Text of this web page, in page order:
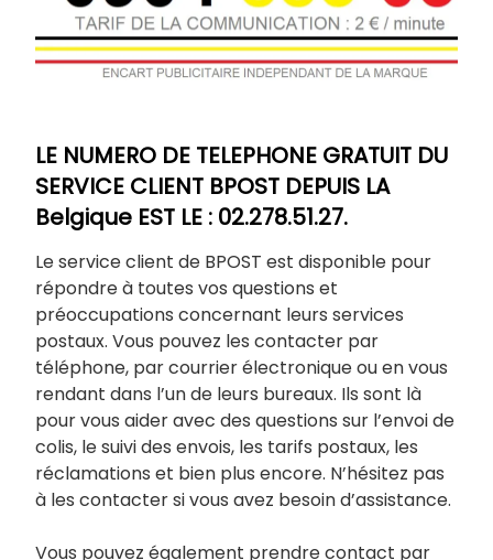
LE NUMERO DE TELEPHONE GRATUIT DU
SERVICE CLIENT BPOST DEPUIS LA
Belgique EST LE : 02.278.51.27.
Le service client de BPOST est disponible pour
répondre à toutes vos questions et
préoccupations concernant leurs services
postaux. Vous pouvez les contacter par
téléphone, par courrier électronique ou en vous
rendant dans l’un de leurs bureaux. Ils sont là
pour vous aider avec des questions sur l’envoi de
colis, le suivi des envois, les tarifs postaux, les
réclamations et bien plus encore. N’hésitez pas
à les contacter si vous avez besoin d’assistance.
Vous pouvez également prendre contact par